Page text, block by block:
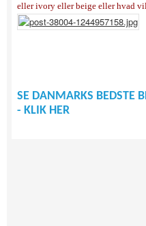
eller ivory eller beige eller hvad
SE DANMARKS BEDSTE
- KLIK HER